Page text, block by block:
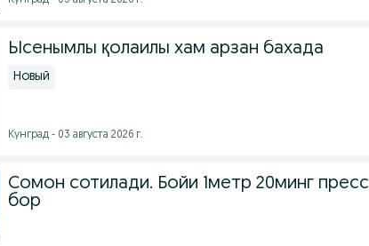
Ысенымлы қолаилы хам арзан бахада
Новый
Кунград - 03 августа 2026 г.
Сомон сотилади. Бойи 1метр 20минг пресс
бор